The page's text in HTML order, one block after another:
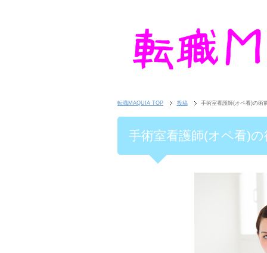
転職MAQUIA TOP 投稿 手術室看護師(オペ看)の術
手術室看護師(オペ看)